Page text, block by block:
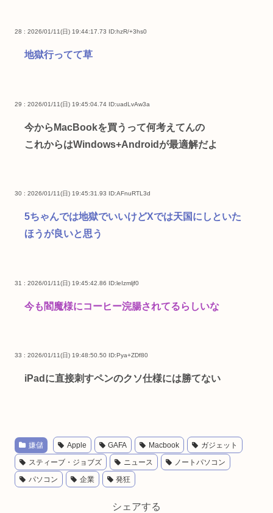
28 : 2026/01/11(日) 19:44:17.73 ID:hzR/+3hs0
地獄行ってて草
29 : 2026/01/11(日) 19:45:04.74 ID:uadLvAw3a
今からMacBookを買うって何考えてんの
これからはWindows+Androidが最適解だよ
30 : 2026/01/11(日) 19:45:31.93 ID:AFnuRTL3d
5ちゃんでは地獄でいいけどXでは天国にしといた
ほうが良いと思う
31 : 2026/01/11(日) 19:45:42.86 ID:leIzmljf0
今も閻魔様にコーヒー浣腸されてるらしいな
33 : 2026/01/11(日) 19:48:50.50 ID:Pya+ZDf80
iPadに直接刺すペンのクソ仕様には勝てない
嫌儲 Apple GAFA Macbook ガジェット
スティーブ・ジョブズ ニュース
ノートパソコン
パソコン
企業 発狂
シェアする